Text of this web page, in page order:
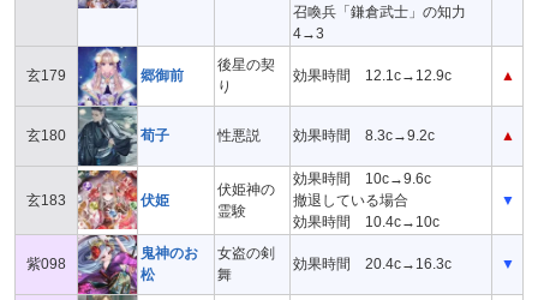
召喚兵「鎌倉武士」の知力
4→3
玄179 郷御前
後星の契
り
効果時間 12.1c→12.9c ▲
玄180 荀子 性悪説 効果時間 8.3c→9.2c ▲
玄183 伏姫
伏姫神の
霊験
効果時間 10c→9.6c
撤退している場合
効果時間 10.4c→10c
▼
紫098
鬼神のお
松
女盗の剣
舞
効果時間 20.4c→16.3c ▼